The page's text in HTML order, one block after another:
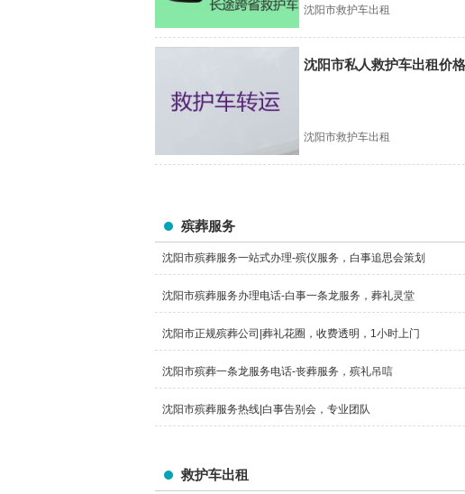
沈阳市救护车出租
沈阳市私人救护车出租价
沈阳市救护车出租
殡葬服务
沈阳市殡葬服务一站式办理-殡仪服务，白事追思会策划
沈阳市殡葬服务办理电话-白事一条龙服务，葬礼灵堂
沈阳市正规殡葬公司|葬礼花圈，收费透明，1小时上门
沈阳市殡葬一条龙服务电话-丧葬服务，殡礼吊唁
沈阳市殡葬服务热线|白事告别会，专业团队
救护车出租